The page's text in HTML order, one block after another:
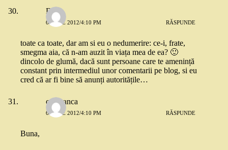
Deea
6 IULIE 2012/4:10 PM RĂSPUNDE
toate ca toate, dar am si eu o nedumerire: ce-i, frate,
smegma aia, că n-am auzit în viața mea de ea? 🙂
dincolo de glumă, dacă sunt persoane care te amenință
constant prin intermediul unor comentarii pe blog, si eu
cred că ar fi bine să anunți autoritățile…
calin anca
6 IULIE 2012/4:10 PM RĂSPUNDE
Buna,